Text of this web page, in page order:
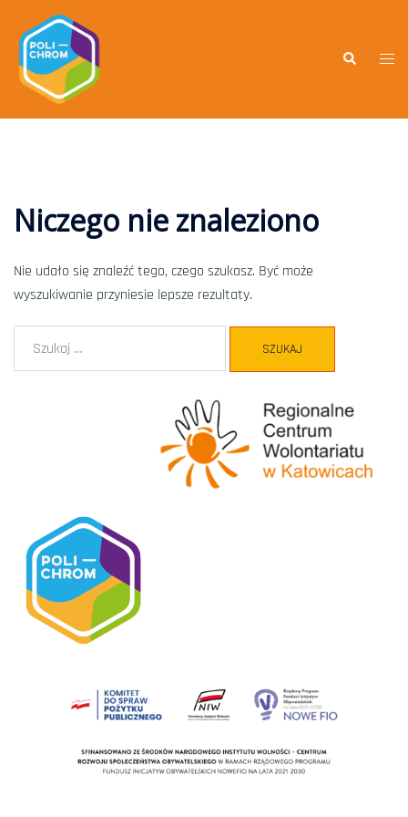
Niczego nie znaleziono
Nie udało się znaleźć tego, czego szukasz. Być może
wyszukiwanie przyniesie lepsze rezultaty.